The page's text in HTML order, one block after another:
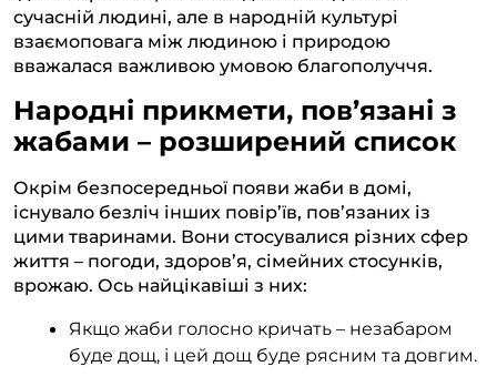
сучасній людині, але в народній культурі
взаємоповага між людиною і природою
вважалася важливою умовою благополуччя.
Народні прикмети, пов’язані з
жабами – розширений список
Окрім безпосередньої появи жаби в домі,
існувало безліч інших повір’їв, пов’язаних із
цими тваринами. Вони стосувалися різних сфер
життя – погоди, здоров’я, сімейних стосунків,
врожаю. Ось найцікавіші з них:
Якщо жаби голосно кричать – незабаром
буде дощ, і цей дощ буде рясним та довгим.